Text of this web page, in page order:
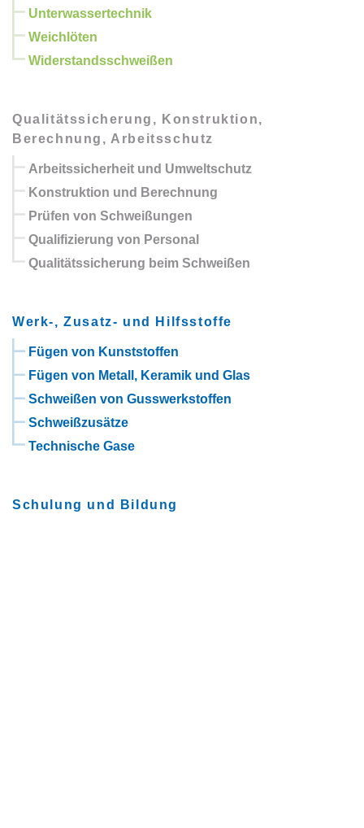
Unterwassertechnik
Weichlöten
Widerstandsschweißen
Qualitätssicherung, Konstruktion,
Berechnung, Arbeitsschutz
Arbeitssicherheit und Umweltschutz
Konstruktion und Berechnung
Prüfen von Schweißungen
Qualifizierung von Personal
Qualitätssicherung beim Schweißen
Werk-, Zusatz- und Hilfsstoffe
Fügen von Kunststoffen
Fügen von Metall, Keramik und Glas
Schweißen von Gusswerkstoffen
Schweißzusätze
Technische Gase
Schulung und Bildung